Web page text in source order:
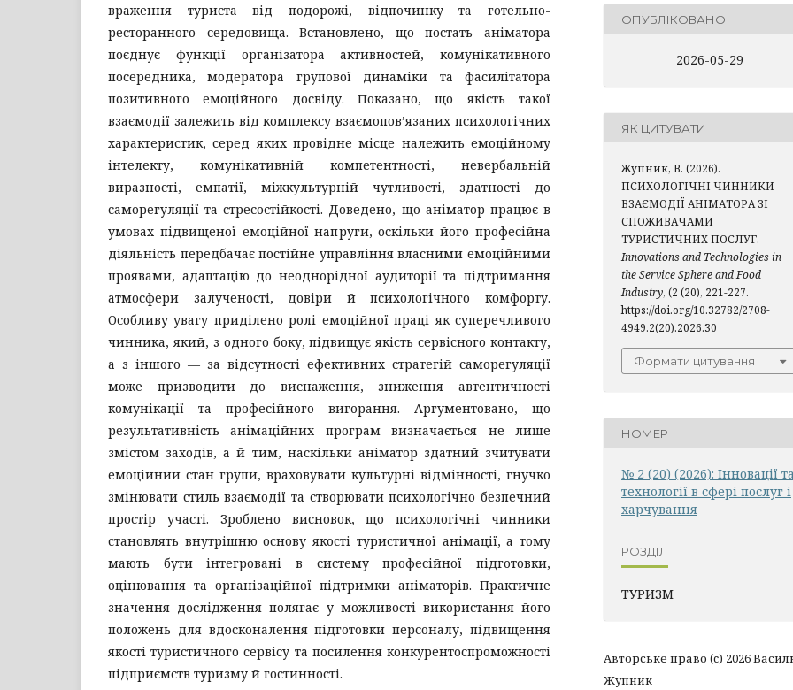
враження туриста від подорожі, відпочинку та готельно-
ресторанного середовища. Встановлено, що постать аніматора
поєднує функції організатора активностей, комунікативного
посередника, модератора групової динаміки та фасилітатора
позитивного емоційного досвіду. Показано, що якість такої
взаємодії залежить від комплексу взаємопов’язаних психологічних
характеристик, серед яких провідне місце належить емоційному
інтелекту, комунікативній компетентності, невербальній
виразності, емпатії, міжкультурній чутливості, здатності до
саморегуляції та стресостійкості. Доведено, що аніматор працює в
умовах підвищеної емоційної напруги, оскільки його професійна
діяльність передбачає постійне управління власними емоційними
проявами, адаптацію до неоднорідної аудиторії та підтримання
атмосфери залученості, довіри й психологічного комфорту.
Особливу увагу приділено ролі емоційної праці як суперечливого
чинника, який, з одного боку, підвищує якість сервісного контакту,
а з іншого — за відсутності ефективних стратегій саморегуляції
може призводити до виснаження, зниження автентичності
комунікації та професійного вигорання. Аргументовано, що
результативність анімаційних програм визначається не лише
змістом заходів, а й тим, наскільки аніматор здатний зчитувати
емоційний стан групи, враховувати культурні відмінності, гнучко
змінювати стиль взаємодії та створювати психологічно безпечний
простір участі. Зроблено висновок, що психологічні чинники
становлять внутрішню основу якості туристичної анімації, а тому
мають бути інтегровані в систему професійної підготовки,
оцінювання та організаційної підтримки аніматорів. Практичне
значення дослідження полягає у можливості використання його
положень для вдосконалення підготовки персоналу, підвищення
якості туристичного сервісу та посилення конкурентоспроможності
підприємств туризму й гостинності.
ОПУБЛІКОВАНО
2026-05-29
ЯК ЦИТУВАТИ
Жупник, В. (2026).
ПСИХОЛОГІЧНІ ЧИННИКИ
ВЗАЄМОДІЇ АНІМАТОРА ЗІ
СПОЖИВАЧАМИ
ТУРИСТИЧНИХ ПОСЛУГ.
Innovations and Technologies in
the Service Sphere and Food
Industry, (2 (20), 221-227.
https://doi.org/10.32782/2708-
4949.2(20).2026.30
Формати цитування
НОМЕР
№ 2 (20) (2026): Інновації
технології в сфері послуг і
харчування
РОЗДІЛ
ТУРИЗМ
Авторське право (c) 2026
Жупник